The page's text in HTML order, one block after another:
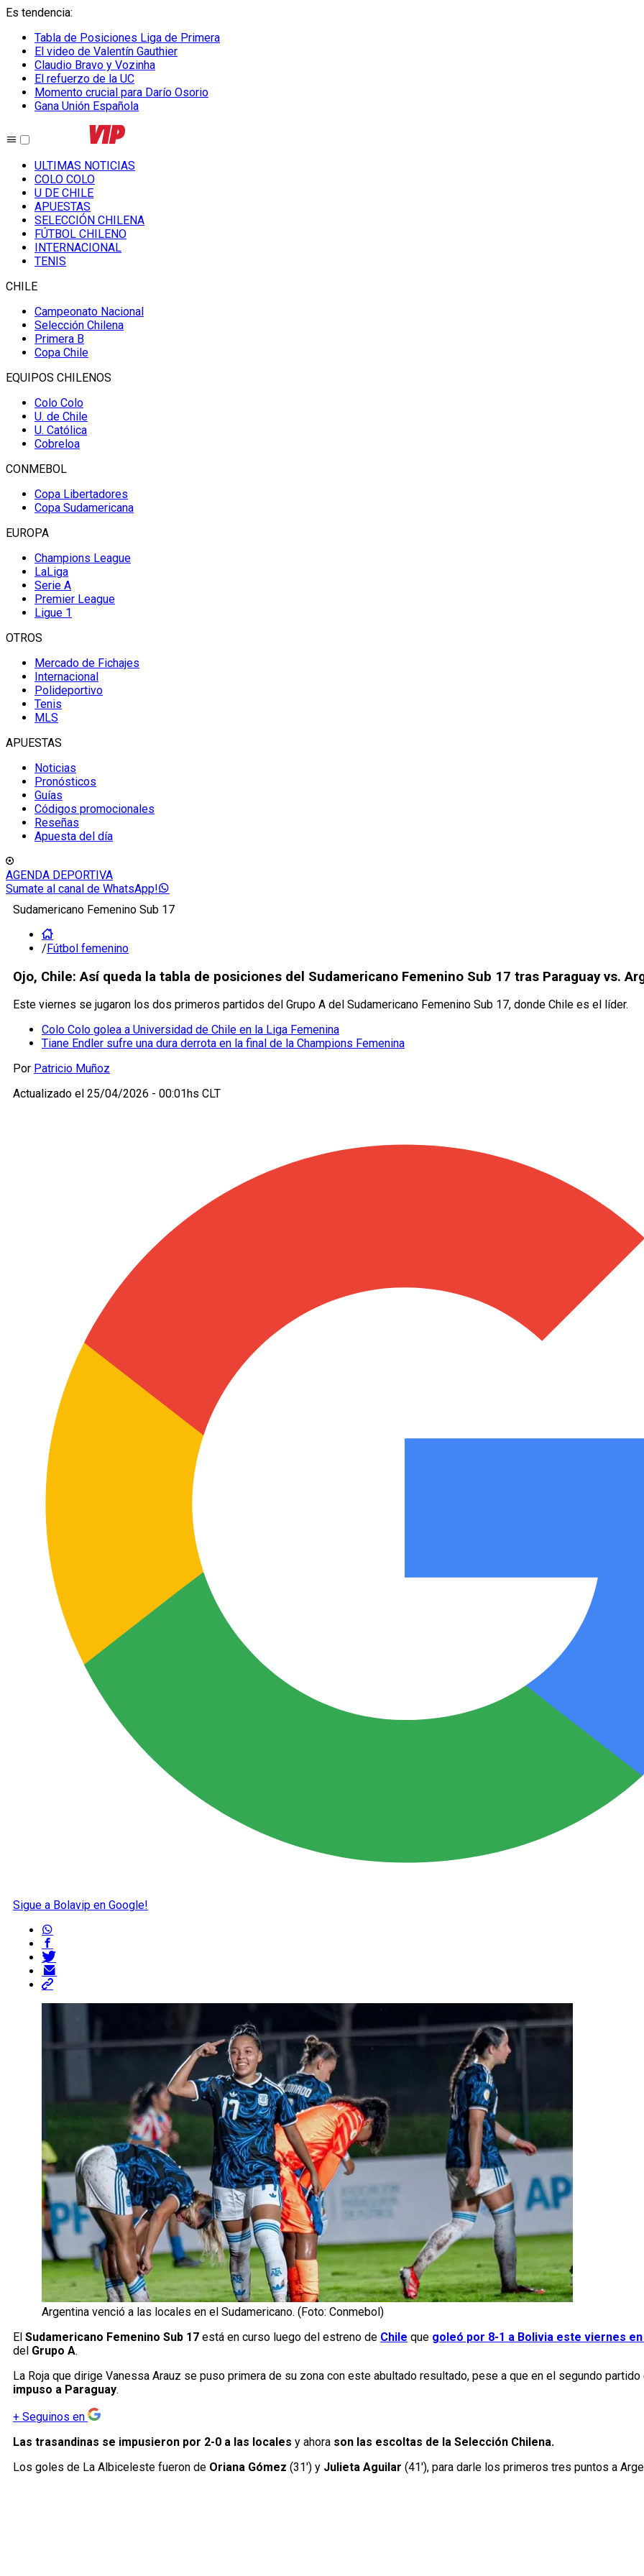
Es tendencia:
Tabla de Posiciones Liga de Primera
El video de Valentín Gauthier
Claudio Bravo y Vozinha
El refuerzo de la UC
Momento crucial para Darío Osorio
Gana Unión Española
ULTIMAS NOTICIAS
COLO COLO
U DE CHILE
APUESTAS
SELECCIÓN CHILENA
FÚTBOL CHILENO
INTERNACIONAL
TENIS
CHILE
Campeonato Nacional
Selección Chilena
Primera B
Copa Chile
EQUIPOS CHILENOS
Colo Colo
U. de Chile
U. Católica
Cobreloa
CONMEBOL
Copa Libertadores
Copa Sudamericana
EUROPA
Champions League
LaLiga
Serie A
Premier League
Ligue 1
OTROS
Mercado de Fichajes
Internacional
Polideportivo
Tenis
MLS
APUESTAS
Noticias
Pronósticos
Guías
Códigos promocionales
Reseñas
Apuesta del día
AGENDA DEPORTIVA
Sumate al canal de WhatsApp!
Sudamericano Femenino Sub 17
/Fútbol femenino
Ojo, Chile: Así queda la tabla de posiciones del Sudamericano Femenino Sub 17 tras Paraguay vs.
Este viernes se jugaron los dos primeros partidos del Grupo A del Sudamericano Femenino Sub 17, donde Chile es el líder.
Colo Colo golea a Universidad de Chile en la Liga Femenina
Tiane Endler sufre una dura derrota en la final de la Champions Femenina
Por Patricio Muñoz
Actualizado el 25/04/2026 - 00:01hs CLT
Sigue a Bolavip en Google!
Argentina venció a las locales en el Sudamericano. (Foto: Conmebol)
El Sudamericano Femenino Sub 17 está en curso luego del estreno de Chile que goleó por 8-1 a Bolivia este viernes en
del Grupo A.
La Roja que dirige Vanessa Arauz se puso primera de su zona con este abultado resultado, pese a que en el segundo
impuso a Paraguay.
+ Seguinos en
Las trasandinas se impusieron por 2-0 a las locales y ahora son las escoltas de la Selección Chilena.
Los goles de La Albiceleste fueron de Oriana Gómez (31′) y Julieta Aguilar (41′), para darle los primeros tres puntos a